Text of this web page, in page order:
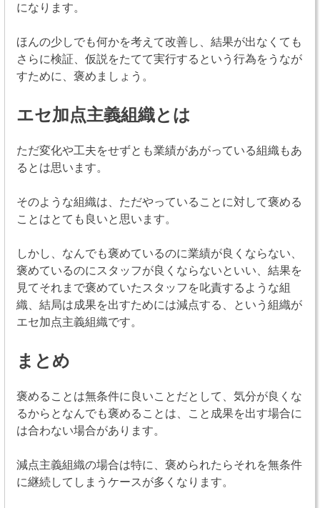
になります。
ほんの少しでも何かを考えて改善し、結果が出なくても
さらに検証、仮説をたてて実行するという行為をうなが
すために、褒めましょう。
エセ加点主義組織とは
ただ変化や工夫をせずとも業績があがっている組織もあ
るとは思います。
そのような組織は、ただやっていることに対して褒める
ことはとても良いと思います。
しかし、なんでも褒めているのに業績が良くならない、
褒めているのにスタッフが良くならないといい、結果を
見てそれまで褒めていたスタッフを叱責するような組
織、結局は成果を出すためには減点する、という組織が
エセ加点主義組織です。
まとめ
褒めることは無条件に良いことだとして、気分が良くな
るからとなんでも褒めることは、こと成果を出す場合に
は合わない場合があります。
減点主義組織の場合は特に、褒められたらそれを無条件
に継続してしまうケースが多くなります。